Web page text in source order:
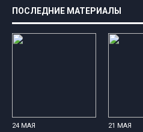
ПОСЛЕДНИЕ МАТЕРИАЛЫ
24 МАЯ 21 МАЯ